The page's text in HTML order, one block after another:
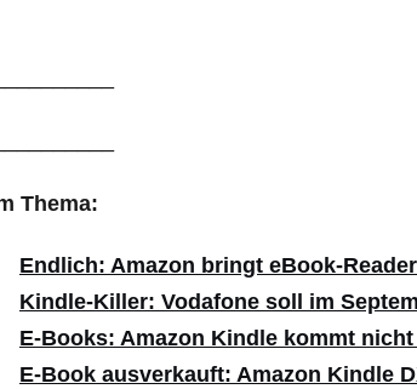
Thema:
Endlich: Amazon bringt eBook-
Kindle-Killer: Vodafone soll im
E-Books: Amazon Kindle kommt
E-Book ausverkauft: Amazon Kindle